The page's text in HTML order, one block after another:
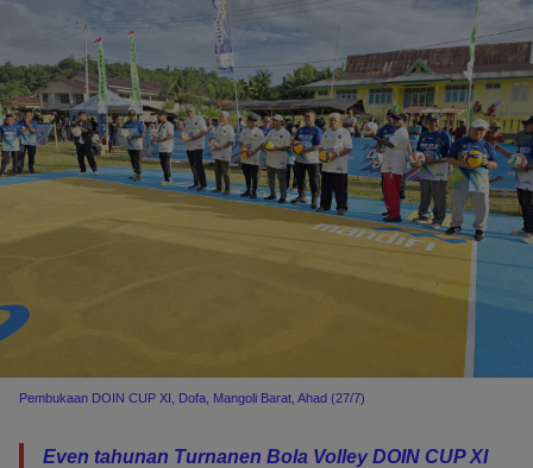
Pembukaan DOIN CUP XI, Dofa, Mangoli Barat, Ahad (27/7)
Even tahunan Turnanen Bola Volley DOIN CUP XI